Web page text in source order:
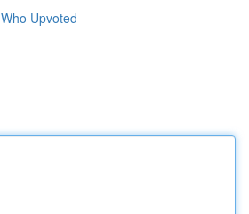
Who Upvoted